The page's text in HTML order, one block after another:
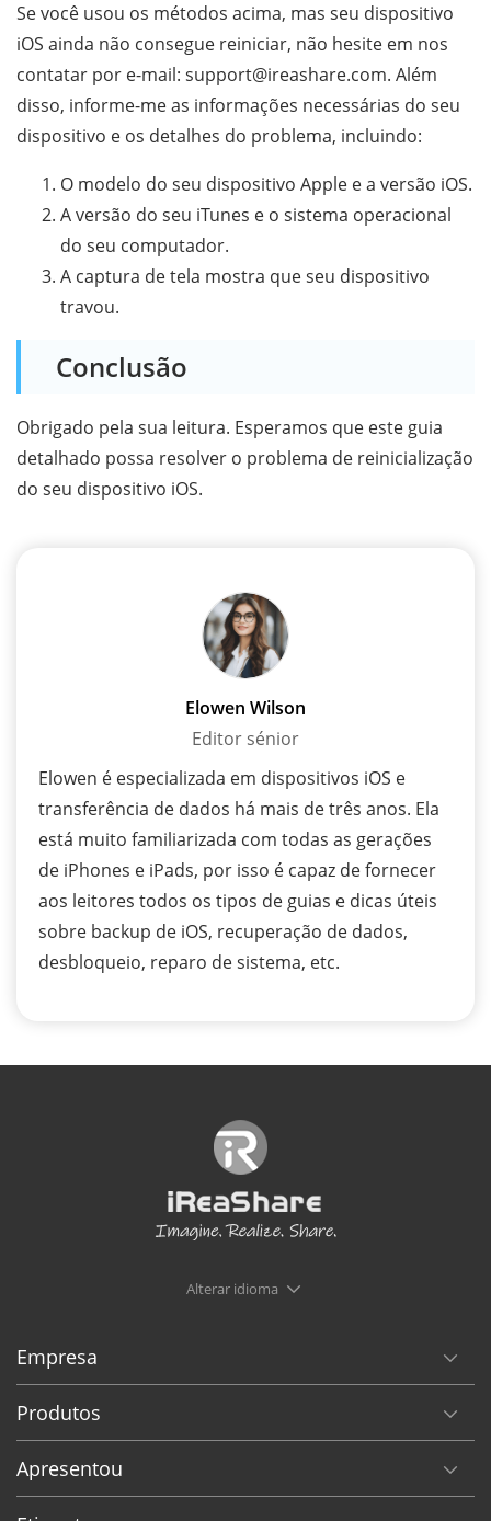
Se você usou os métodos acima, mas seu dispositivo
iOS ainda não consegue reiniciar, não hesite em nos
contatar por e-mail: support@ireashare.com. Além
disso, informe-me as informações necessárias do seu
dispositivo e os detalhes do problema, incluindo:
O modelo do seu dispositivo Apple e a versão iOS.
A versão do seu iTunes e o sistema operacional
do seu computador.
A captura de tela mostra que seu dispositivo
travou.
Conclusão
Obrigado pela sua leitura. Esperamos que este guia
detalhado possa resolver o problema de reinicialização
do seu dispositivo iOS.
Elowen Wilson
Editor sénior
Elowen é especializada em dispositivos iOS e
transferência de dados há mais de três anos. Ela
está muito familiarizada com todas as gerações
de iPhones e iPads, por isso é capaz de fornecer
aos leitores todos os tipos de guias e dicas úteis
sobre backup de iOS, recuperação de dados,
desbloqueio, reparo de sistema, etc.
Alterar idioma
Empresa
Produtos
Apresentou